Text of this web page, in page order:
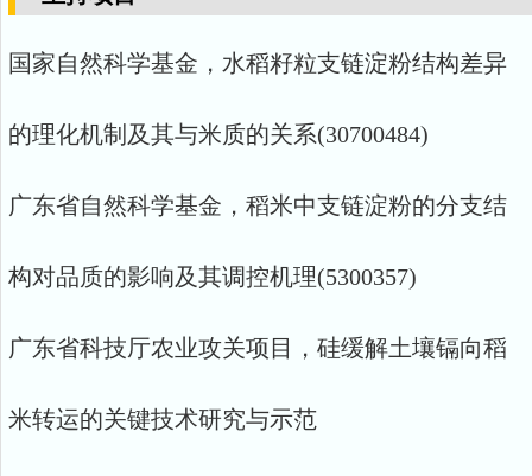
国家自然科学基金，水稻籽粒支链淀粉结构差异
的理化机制及其与米质的关系(30700484)
广东省自然科学基金，稻米中支链淀粉的分支结
构对品质的影响及其调控机理(5300357)
广东省科技厅农业攻关项目，硅缓解土壤镉向稻
米转运的关键技术研究与示范